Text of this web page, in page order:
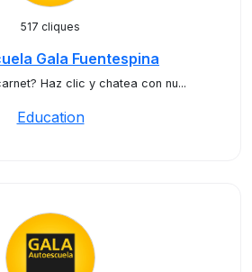
517 cliques
Gala Fuentespina
Haz clic y chatea con nu...
Education